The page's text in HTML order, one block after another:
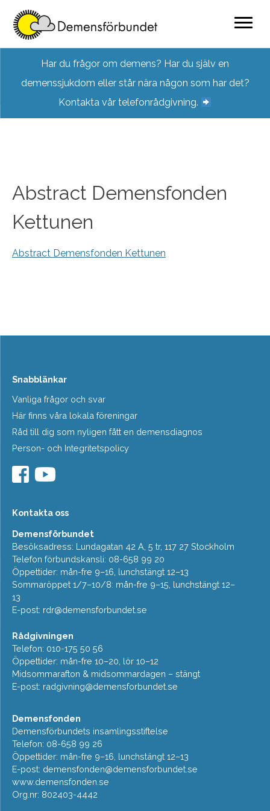
content
Har du frågor om demens? Har du själv en
demenssjukdom eller står nära någon som har det?
Kontakta vår telefonrådgivning.
Abstract Demensfonden
Kettunen
Abstract Demensfonden Kettunen
Snabblänkar
Vanliga frågor och svar
Här finns våra lokala föreningar
Råd till dig som nyligen fått en demensdiagnos
Person- och Integritetspolicy
Kontakta oss
Demensförbundet
Besöksadress: Lundagatan 42 A, 5 tr, 117 27 Stockholm
Telefon förbundskansli: 08-658 99 20
Öppettider: mån-fre 9–16, lunchstängt 12–13
Sommaröppet 1/7–10/8: mån-fre 9–15, lunchstängt 12–
13
E-post: rdr@demensforbundet.se
Rådgivningen
Telefon: 010-175 50 56
Öppettider: mån-fre 10–20, lör 10–12
Midsommarafton & midsommardagen – stängt
E-post: radgivning@demensforbundet.se
Demensfonden
Demensförbundets insamlingsstiftelse
Telefon: 08-658 99 26
Öppettider: mån-fre 9–16, lunchstängt 12–13
E-post: demensfonden@demensforbundet.se
www.demensfonden.se
Org.nr: 802403-4442